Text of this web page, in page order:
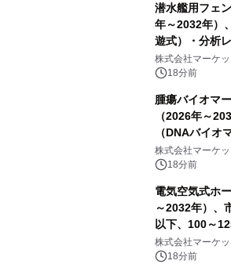
潜水艦用フェ
年～2032年）
遊式）・分析
株式会社マーケ
18分前
腫瘍バイオマ
（2026年～
（DNAバイオ
オマーカー検
ーカー検査、
査）・分析レ
株式会社マーケ
18分前
電気空気式ホ
～2032年）、
以下、100～
ル以上）・分
株式会社マーケ
18分前